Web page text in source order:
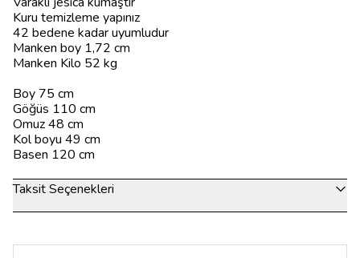
Kuru temizleme yapınız
42 bedene kadar uyumludur
Manken boy 1,72 cm
Manken Kilo 52 kg
Boy 75 cm
Göğüs 110 cm
Omuz 48 cm
Kol boyu 49 cm
Basen 120 cm
Taksit Seçenekleri